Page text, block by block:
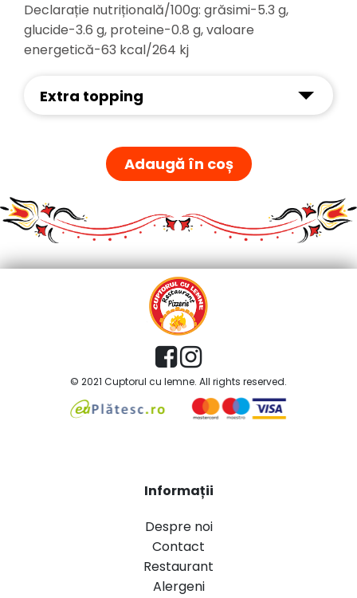
Declarație nutrițională/100g: grăsimi-5.3 g,
glucide-3.6 g, proteine-0.8 g, valoare
energetică-63 kcal/264 kj
Extra topping
Adaugă în coș
© 2021 Cuptorul cu lemne. All rights reserved.
Informații
Despre noi
Contact
Restaurant
Alergeni